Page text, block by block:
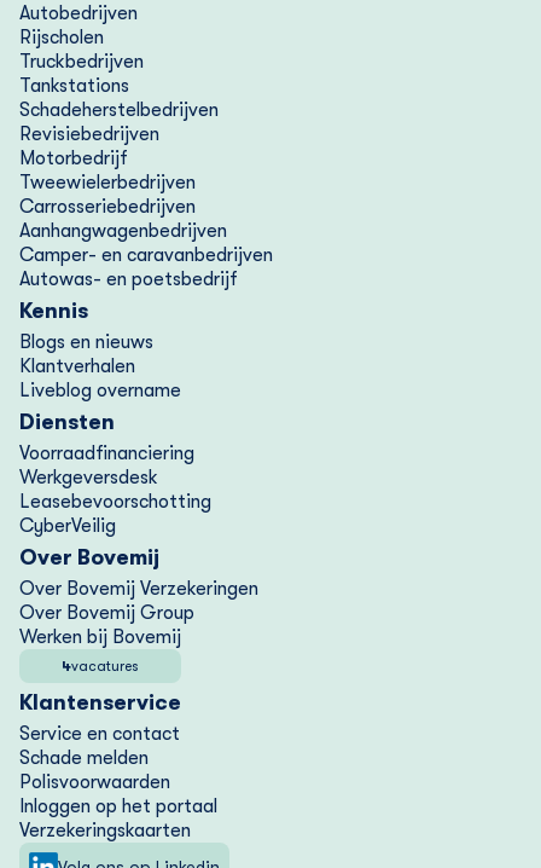
Autobedrijven
Rijscholen
Truckbedrijven
Tankstations
Schadeherstelbedrijven
Revisiebedrijven
Motorbedrijf
Tweewielerbedrijven
Carrosseriebedrijven
Aanhangwagenbedrijven
Camper- en caravanbedrijven
Autowas- en poetsbedrijf
Kennis
Blogs en nieuws
Klantverhalen
Liveblog overname
Diensten
Voorraad­financiering
Werkgeversdesk
Lease­bevoorschotting
CyberVeilig
Over Bovemij
Over Bovemij Verzekeringen
Over Bovemij Group
Werken bij Bovemij
4vacatures
Klantenservice
Service en contact
Schade melden
Polisvoorwaarden
Inloggen op het portaal
Verzekering­skaarten